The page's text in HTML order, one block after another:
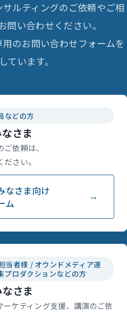
ルティングのご依頼やご相
問い合わせください。
のお問い合わせフォームを
ています。
などの方
さま
依頼は、
さい。
なさま向け
ム
当者様 / オウンドメディア運
プロダクションなどの方
さま
ケティング支援、講演のご依